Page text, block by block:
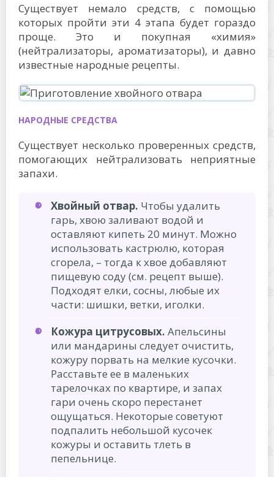
Существует немало средств, с помощью
которых пройти эти 4 этапа будет гораздо
проще. Это и покупная «химия»
(нейтрализаторы, ароматизаторы), и давно
известные народные рецепты.
НАРОДНЫЕ СРЕДСТВА
Существует несколько проверенных средств,
помогающих нейтрализовать неприятные
запахи.
Хвойный отвар. Чтобы удалить
гарь, хвою заливают водой и
оставляют кипеть 20 минут. Можно
использовать кастрюлю, которая
сгорела, – тогда к хвое добавляют
пищевую соду (см. рецепт выше).
Подходят елки, сосны, любые их
части: шишки, ветки, иголки.
Кожура цитрусовых. Апельсины
или мандарины следует очистить,
кожуру порвать на мелкие кусочки.
Расставьте ее в маленьких
тарелочках по квартире, и запах
гари очень скоро перестанет
ощущаться. Некоторые советуют
подпалить небольшой кусочек
кожуры и оставить тлеть в
пепельнице.